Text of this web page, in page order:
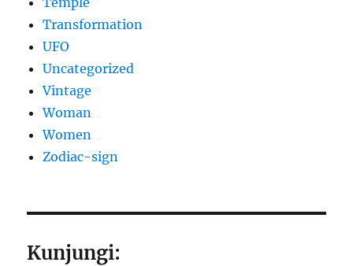
Transformation
UFO
Uncategorized
Vintage
Woman
Women
Zodiac-sign
Kunjungi: